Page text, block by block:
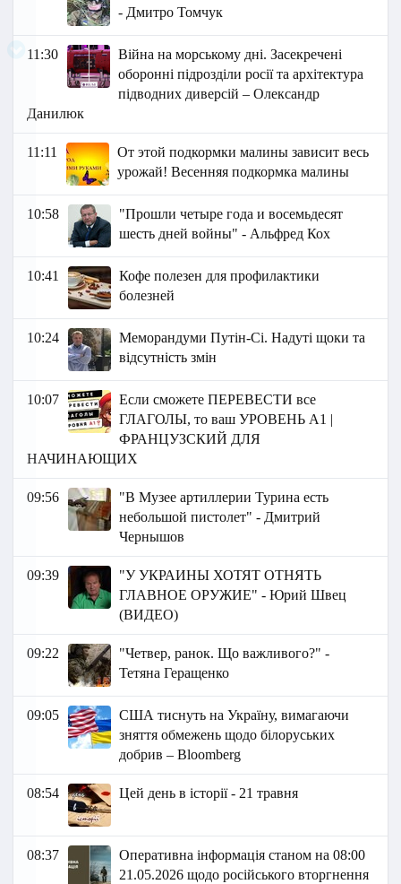
- Дмитро Томчук
11:30
Війна на морському дні. Засекречені
оборонні підрозділи росії та архітектура
підводних диверсій – Олександр
Данилюк
11:11
От этой подкормки малины зависит весь
урожай! Весенняя подкормка малины
10:58
"Прошли четыре года и восемьдесят
шесть дней войны" - Альфред Кох
10:41
Кофе полезен для профилактики
болезней
10:24
Меморандуми Путін-Сі. Надуті щоки та
відсутність змін
10:07
Если сможете ПЕРЕВЕСТИ все
ГЛАГОЛЫ, то ваш УРОВЕНЬ А1 |
ФРАНЦУЗСКИЙ ДЛЯ
НАЧИНАЮЩИХ
09:56
"В Музее артиллерии Турина есть
небольшой пистолет" - Дмитрий
Чернышов
09:39
"У УКРАИНЫ ХОТЯТ ОТНЯТЬ
ГЛАВНОЕ ОРУЖИЕ" - Юрий Швец
(ВИДЕО)
09:22
"Четвер, ранок. Що важливого?" -
Тетяна Геращенко
09:05
США тиснуть на Україну, вимагаючи
зняття обмежень щодо білоруських
добрив – Bloomberg
08:54 Цей день в історії - 21 травня
08:37
Оперативна інформація станом на 08:00
21.05.2026 щодо російського вторгнення